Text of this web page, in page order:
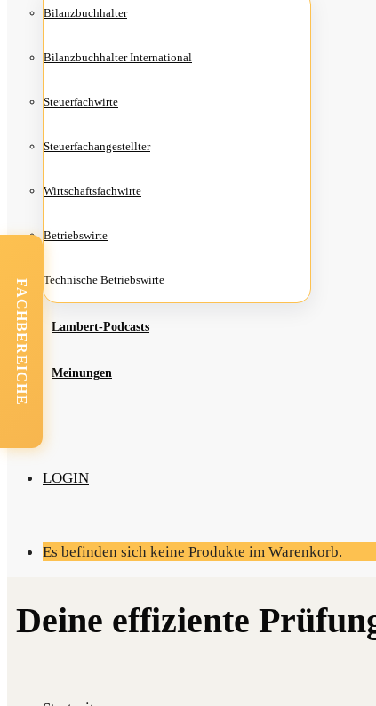
Bilanz­buch­hal­ter
Bilanz­buch­hal­ter International
Steu­er­fach­wir­te
Steu­er­fach­an­ge­stell­ter
Wirt­schafts­fach­wir­te
Betriebs­wir­te
Tech­ni­sche Betriebswirte
Lam­­bert-Pod­­casts
Mei­nun­gen
LOGIN
Es befinden sich keine Produkte im Warenkorb.
FACHBEREICHE